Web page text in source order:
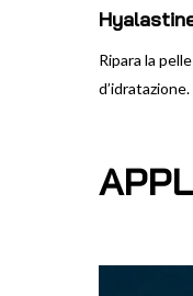
Ripara la
d’idratazione.